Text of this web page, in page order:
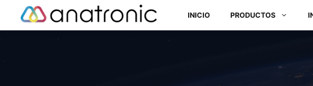
contenido
INICIO PRODUCTOS